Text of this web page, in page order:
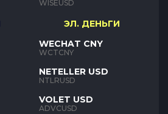
WISEUSD
ЭЛ. ДЕНЬГИ
WECHAT CNY
WCTCNY
NETELLER USD
NTLRUSD
VOLET USD
ADVCUSD